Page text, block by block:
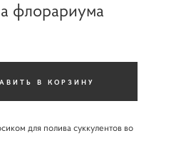
флорариума
В КОРЗИНУ
для полива суккулентов во